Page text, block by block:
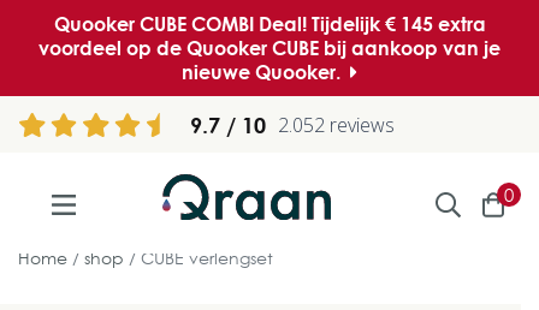
Quooker CUBE COMBI Deal! Tijdelijk € 145 extra
voordeel op de Quooker CUBE bij aankoop van je
nieuwe Quooker.
9.7 2.052 reviews
0
Home shop CUBE verlengset